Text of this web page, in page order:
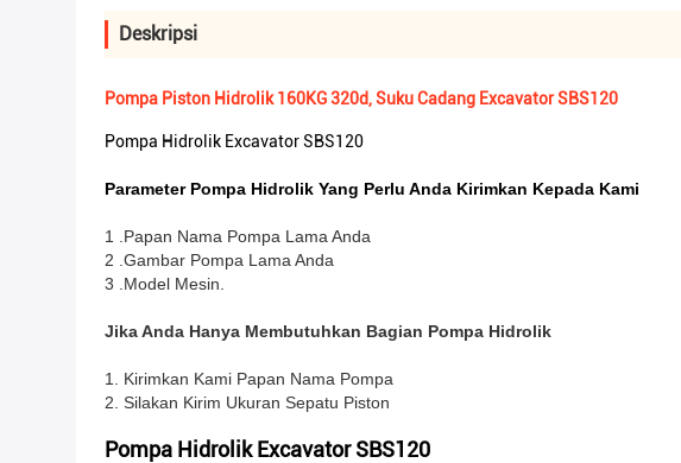
Deskripsi
Pompa Piston Hidrolik 160KG 320d, Suku Cadang Excavator SBS120
Pompa Hidrolik Excavator SBS120
Parameter Pompa Hidrolik Yang Perlu Anda Kirimkan Kepada Kami
1 .Papan Nama Pompa Lama Anda
2 .Gambar Pompa Lama Anda
3 .Model Mesin.
Jika Anda Hanya Membutuhkan Bagian Pompa Hidrolik
1. Kirimkan Kami Papan Nama Pompa
2. Silakan Kirim Ukuran Sepatu Piston
Pompa Hidrolik Excavator SBS120